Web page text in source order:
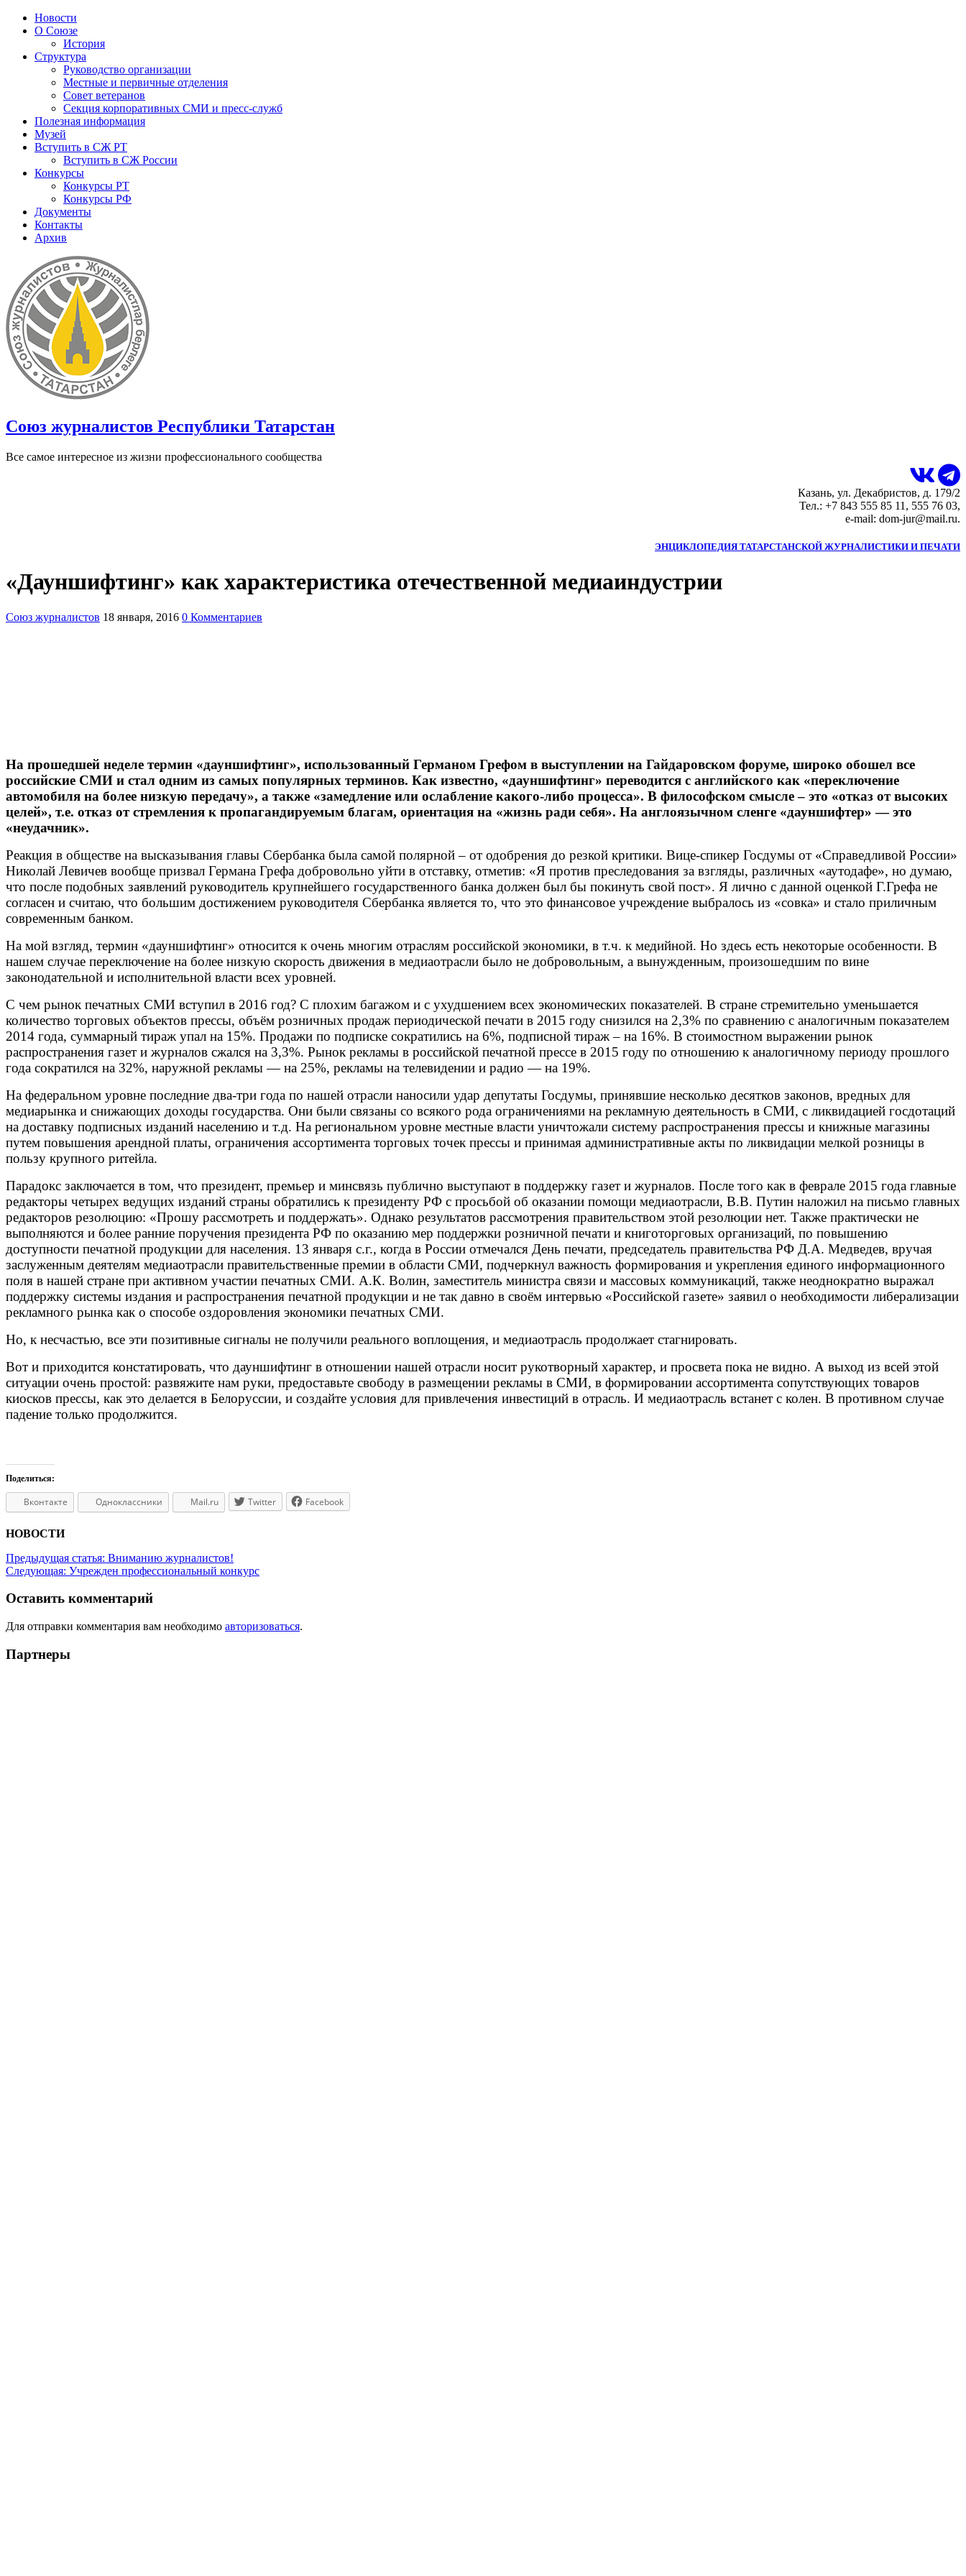
Новости
О Союзе
История
Структура
Руководство организации
Местные и первичные отделения
Совет ветеранов
Секция корпоративных СМИ и пресс-служб
Полезная информация
Музей
Вступить в СЖ РТ
Вступить в СЖ России
Конкурсы
Конкурсы РТ
Конкурсы РФ
Документы
Контакты
Архив
Союз журналистов Республики Татарстан
Все самое интересное из жизни профессионального сообщества
Казань, ул. Декабристов, д. 179/2
Тел.: +7 843 555 85 11, 555 76 03,
e-mail: dom-jur@mail.ru.
ЭНЦИКЛОПЕДИЯ ТАТАРСТАНСКОЙ ЖУРНАЛИСТИКИ И ПЕЧАТИ
«Дауншифтинг» как характеристика отечественной медиаиндустрии
Союз журналистов 18 января, 2016 0 Комментариев
На прошедшей неделе термин «дауншифтинг», использованный Германом Грефом в выступлении на Гайдаровском форуме, широко обошел все
российские СМИ и стал одним из самых популярных терминов. Как известно, «дауншифтинг» переводится с английского как «переключение
автомобиля на более низкую передачу», а также «замедление или ослабление какого-либо процесса». В философском смысле – это «отказ от высоких
целей», т.е. отказ от стремления к пропагандируемым благам, ориентация на «жизнь ради себя». На англоязычном сленге «дауншифтер» — это
«неудачник».
Реакция в обществе на высказывания главы Сбербанка была самой полярной – от одобрения до резкой критики. Вице-спикер Госдумы от «Справедливой России»
Николай Левичев вообще призвал Германа Грефа добровольно уйти в отставку, отметив: «Я против преследования за взгляды, различных «аутодафе», но думаю,
что после подобных заявлений руководитель крупнейшего государственного банка должен был бы покинуть свой пост». Я лично с данной оценкой Г.Грефа не
согласен и считаю, что большим достижением руководителя Сбербанка является то, что это финансовое учреждение выбралось из «совка» и стало приличным
современным банком.
На мой взгляд, термин «дауншифтинг» относится к очень многим отраслям российской экономики, в т.ч. к медийной. Но здесь есть некоторые особенности. В
нашем случае переключение на более низкую скорость движения в медиаотрасли было не добровольным, а вынужденным, произошедшим по вине
законодательной и исполнительной власти всех уровней.
С чем рынок печатных СМИ вступил в 2016 год? С плохим багажом и с ухудшением всех экономических показателей. В стране стремительно уменьшается
количество торговых объектов прессы, объём розничных продаж периодической печати в 2015 году снизился на 2,3% по сравнению с аналогичным показателем
2014 года, суммарный тираж упал на 15%. Продажи по подписке сократились на 6%, подписной тираж – на 16%. В стоимостном выражении рынок
распространения газет и журналов сжался на 3,3%. Рынок рекламы в российской печатной прессе в 2015 году по отношению к аналогичному периоду прошлого
года сократился на 32%, наружной рекламы — на 25%, рекламы на телевидении и радио — на 19%.
На федеральном уровне последние два-три года по нашей отрасли наносили удар депутаты Госдумы, принявшие несколько десятков законов, вредных для
медиарынка и снижающих доходы государства. Они были связаны со всякого рода ограничениями на рекламную деятельность в СМИ, с ликвидацией госдотаций
на доставку подписных изданий населению и т.д. На региональном уровне местные власти уничтожали систему распространения прессы и книжные магазины
путем повышения арендной платы, ограничения ассортимента торговых точек прессы и принимая административные акты по ликвидации мелкой розницы в
пользу крупного ритейла.
Парадокс заключается в том, что президент, премьер и минсвязь публично выступают в поддержку газет и журналов. После того как в феврале 2015 года главные
редакторы четырех ведущих изданий страны обратились к президенту РФ с просьбой об оказании помощи медиаотрасли, В.В. Путин наложил на письмо главных
редакторов резолюцию: «Прошу рассмотреть и поддержать». Однако результатов рассмотрения правительством этой резолюции нет. Также практически не
выполняются и более ранние поручения президента РФ по оказанию мер поддержки розничной печати и книготорговых организаций, по повышению
доступности печатной продукции для населения. 13 января с.г., когда в России отмечался День печати, председатель правительства РФ Д.А. Медведев, вручая
заслуженным деятелям медиаотрасли правительственные премии в области СМИ, подчеркнул важность формирования и укрепления единого информационного
поля в нашей стране при активном участии печатных СМИ. А.К. Волин, заместитель министра связи и массовых коммуникаций, также неоднократно выражал
поддержку системы издания и распространения печатной продукции и не так давно в своём интервью «Российской газете» заявил о необходимости либерализации
рекламного рынка как о способе оздоровления экономики печатных СМИ.
Но, к несчастью, все эти позитивные сигналы не получили реального воплощения, и медиаотрасль продолжает стагнировать.
Вот и приходится констатировать, что дауншифтинг в отношении нашей отрасли носит рукотворный характер, и просвета пока не видно. А выход из всей этой
ситуации очень простой: развяжите нам руки, предоставьте свободу в размещении рекламы в СМИ, в формировании ассортимента сопутствующих товаров
киосков прессы, как это делается в Белоруссии, и создайте условия для привлечения инвестиций в отрасль. И медиаотрасль встанет с колен. В противном случае
падение только продолжится.
Поделиться:
Вконтакте Одноклассники Mail.ru Twitter Facebook
НОВОСТИ
Предыдущая статья: Вниманию журналистов!
Следующая: Учрежден профессиональный конкурс
Оставить комментарий
Для отправки комментария вам необходимо авторизоваться.
Партнеры